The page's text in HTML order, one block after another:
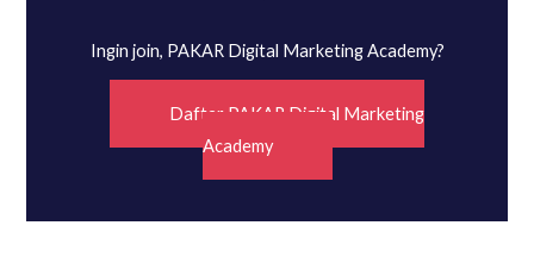
Ingin join, PAKAR Digital Marketing Academy?
Daftar PAKAR Digital Marketing
Academy